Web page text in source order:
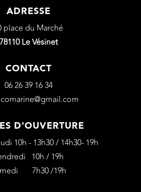
ADRESSE
place du Marché
78110 Le Vésinet
CONTACT
06 26 39 16 34
D'OUVERTURE
10h - 13h30 / 14h30- 19h
10h / 19h
7h30 /19h